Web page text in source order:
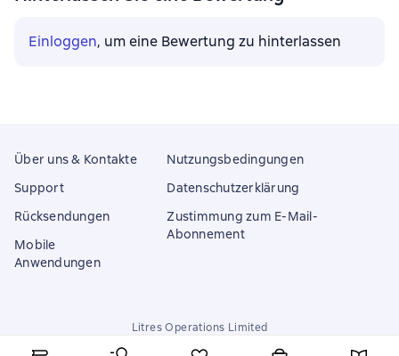
Einloggen, um eine Bewertung zu hinterlassen
Über uns & Kontakte
Support
Rücksendungen
Mobile
Anwendungen
Nutzungsbedingungen
Datenschutzerklärung
Zustimmung zum E-Mail-
Abonnement
Litres Operations Limited